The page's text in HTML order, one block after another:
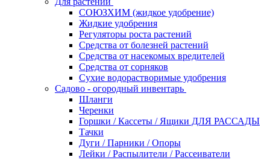
СОЮЗХИМ (жидкое удобрение)
Жидкие удобрения
Регуляторы роста растений
Средства от болезней растений
Средства от насекомых вредителей
Средства от сорняков
Сухие водорастворимые удобрения
Садово - огородный инвентарь
Шланги
Черенки
Горшки / Кассеты / Ящики ДЛЯ РАССАДЫ
Тачки
Дуги / Парники / Опоры
Лейки / Распылители / Рассеиватели